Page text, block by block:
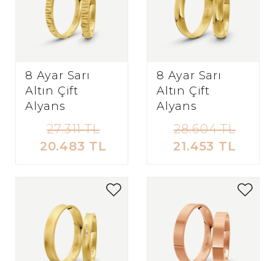
8 Ayar Sarı
Altın Çift
Alyans
27.311 TL
20.483 TL
8 Ayar Sarı
Altın Çift
Alyans
28.604 TL
21.453 TL